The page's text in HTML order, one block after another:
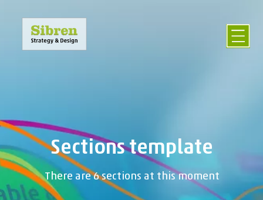
Sections template
There are 6 sections at this moment